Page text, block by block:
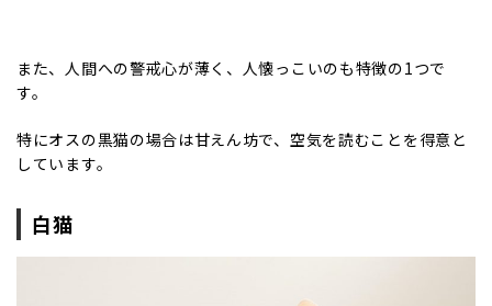
また、人間への警戒心が薄く、人懐っこいのも特徴の1つで
す。
特にオスの黒猫の場合は甘えん坊で、空気を読むことを得意と
しています。
白猫